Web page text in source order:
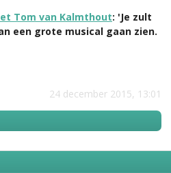
Tom van Kalmthout: 'Je zult
een grote musical gaan zien.
24 december 2015, 13:01